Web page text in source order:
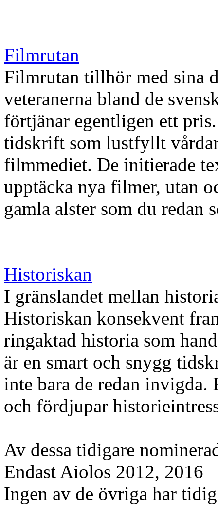
Filmrutan
Filmrutan tillhör med sina
veteranerna bland de
förtjänar egentligen ett
tidskrift som lustfyllt
filmmediet. De initierade
upptäcka nya filmer, utan
gamla alster som du redan
Historiskan
I gränslandet mellan
Historiskan konsekvent
ringaktad historia som
är en smart och snygg
inte bara de redan
och fördjupar
Av dessa tidigare
Endast Aiolos 2012, 2016
Ingen av de övriga har